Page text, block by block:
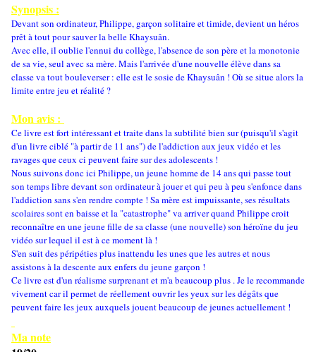
Synopsis :
Devant son ordinateur, Philippe, garçon solitaire et timide, devient un héros
prêt à tout pour sauver la belle Khaysuân.
Avec elle, il oublie l'ennui du collège, l'absence de son père et la monotonie
de sa vie, seul avec sa mère. Mais l'arrivée d'une nouvelle élève dans sa
classe va tout bouleverser : elle est le sosie de Khaysuân ! Où se situe alors la
limite entre jeu et réalité ?
Mon avis :
Ce livre est fort intéressant et traite dans la subtilité bien sur (puisqu'il s'agit
d'un livre ciblé "à partir de 11 ans") de l'addiction aux jeux vidéo et les
ravages que ceux ci peuvent faire sur des adolescents !
Nous suivons donc ici Philippe, un jeune homme de 14 ans qui passe tout
son temps libre devant son ordinateur à jouer et qui peu à peu s'enfonce dans
l'addiction sans s'en rendre compte ! Sa mère est impuissante, ses résultats
scolaires sont en baisse et la "catastrophe" va arriver quand Philippe croit
reconnaître en une jeune fille de sa classe (une nouvelle) son héroïne du jeu
vidéo sur lequel il est à ce moment là !
S'en suit des péripéties plus inattendu les unes que les autres et nous
assistons à la descente aux enfers du jeune garçon !
Ce livre est d'un réalisme surprenant et m'a beaucoup plus . Je le recommande
vivement car il permet de réellement ouvrir les yeux sur les dégâts que
peuvent faire les jeux auxquels jouent beaucoup de jeunes actuellement !
Ma note